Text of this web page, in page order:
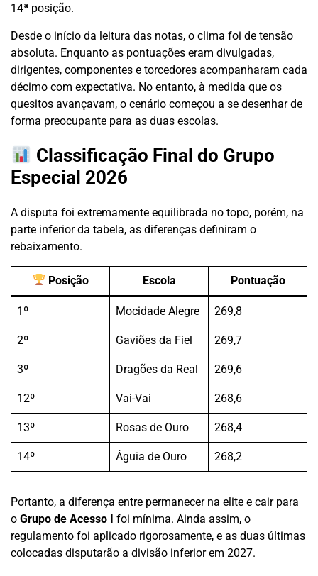
14ª posição.
Desde o início da leitura das notas, o clima foi de tensão
absoluta. Enquanto as pontuações eram divulgadas,
dirigentes, componentes e torcedores acompanharam cada
décimo com expectativa. No entanto, à medida que os
quesitos avançavam, o cenário começou a se desenhar de
forma preocupante para as duas escolas.
Classificação Final do Grupo
Especial 2026
A disputa foi extremamente equilibrada no topo, porém, na
parte inferior da tabela, as diferenças definiram o
rebaixamento.
Posição Escola Pontuação
1º Mocidade Alegre 269,8
2º Gaviões da Fiel 269,7
3º Dragões da Real 269,6
12º Vai-Vai 268,6
13º Rosas de Ouro 268,4
14º Águia de Ouro 268,2
Portanto, a diferença entre permanecer na elite e cair para
o Grupo de Acesso I foi mínima. Ainda assim, o
regulamento foi aplicado rigorosamente, e as duas últimas
colocadas disputarão a divisão inferior em 2027.